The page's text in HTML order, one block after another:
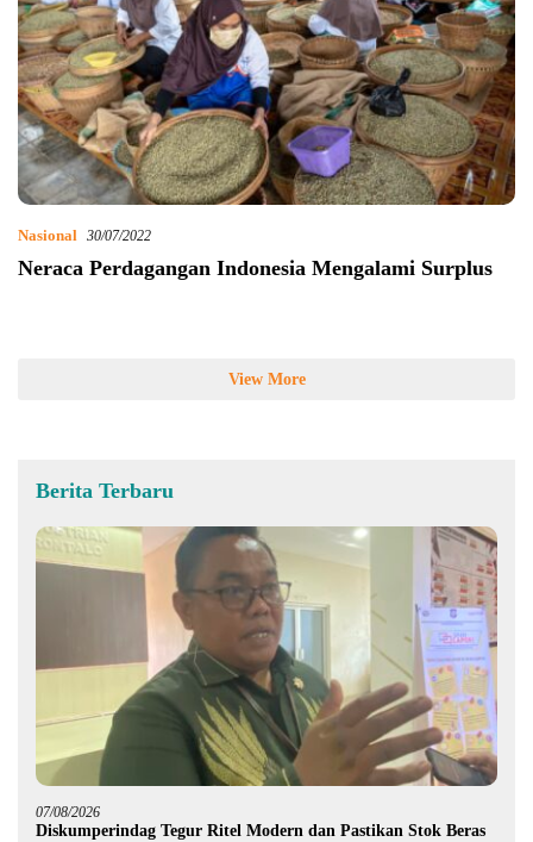
Nasional 30/07/2022
Neraca Perdagangan Indonesia Mengalami Surplus
View More
Berita Terbaru
07/08/2026
Diskumperindag Tegur Ritel Modern dan Pastikan Stok Beras